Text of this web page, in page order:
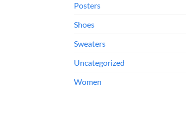
Posters
Shoes
Sweaters
Uncategorized
Women